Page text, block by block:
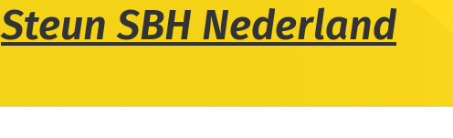
Steun SBH Nederland